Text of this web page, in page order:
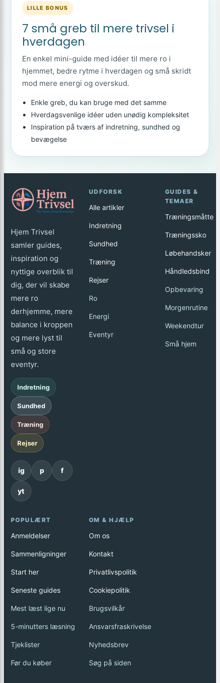
LILLE BONUS
7 små greb til mere trivsel i
hverdagen
En enkel mini-guide med idéer til mere ro i
hjemmet, bedre rytme i hverdagen og små skridt
mod mere energi og overskud.
Enkle greb, du kan bruge med det samme
Hverdagsvenlige idéer uden unødig kompleksitet
Inspiration på tværs af indretning, sundhed og
bevægelse
Hjem Trivsel
samler guides,
inspiration og
nyttige overblik til
dig, der vil skabe
mere ro
derhjemme, mere
balance i kroppen
og mere lyst til
små og store
eventyr.
Indretning
Sundhed
Træning
Rejser
ig p f
yt
UDFORSK
Alle artikler
Indretning
Sundhed
Træning
Rejser
Ro
Energi
Eventyr
GUIDES &
TEMAER
Træningsmåtte
Træningssko
Løbehandsker
Håndledsbind
Opbevaring
Morgenrutine
Weekendtur
Små hjem
POPULÆRT
Anmeldelser
Sammenligninger
Start her
Seneste guides
Mest læst lige nu
5-minutters læsning
Tjeklister
Før du køber
OM & HJÆLP
Om os
Kontakt
Privatlivspolitik
Cookiepolitik
Brugsvilkår
Ansvarsfraskrivelse
Nyhedsbrev
Søg på siden